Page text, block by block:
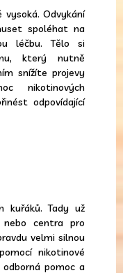
Odvykání
spoléhat na
léčbu. Tělo si
který nutně
snížíte projevy
nikotinových
odpovídající
kuřáků. Tady už
nebo centra pro
velmi silnou
nikotinové
pomoc a